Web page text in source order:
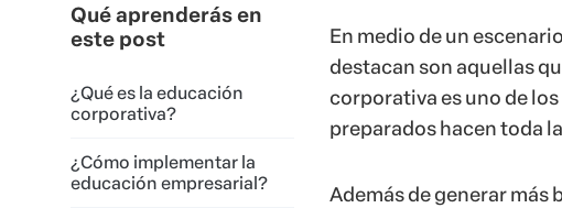
Qué aprenderás en
este post
¿Qué es la educación
corporativa?
¿Cómo implementar la
educación empresarial?
En medio de un
destacan son aquellas
corporativa es uno de
preparados hacen toda
Además de generar más